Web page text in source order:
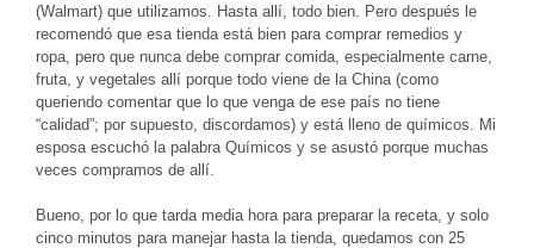
(Walmart) que utilizamos. Hasta allí, todo bien. Pero después le
recomendó que esa tienda está bien para comprar remedios y
ropa, pero que nunca debe comprar comida, especialmente carne,
fruta, y vegetales allí porque todo viene de la China (como
queriendo comentar que lo que venga de ese país no tiene
“calidad”; por supuesto, discordamos) y está lleno de químicos. Mi
esposa escuchó la palabra Químicos y se asustó porque muchas
veces compramos de allí.
Bueno, por lo que tarda media hora para preparar la receta, y solo
cinco minutos para manejar hasta la tienda, quedamos con 25